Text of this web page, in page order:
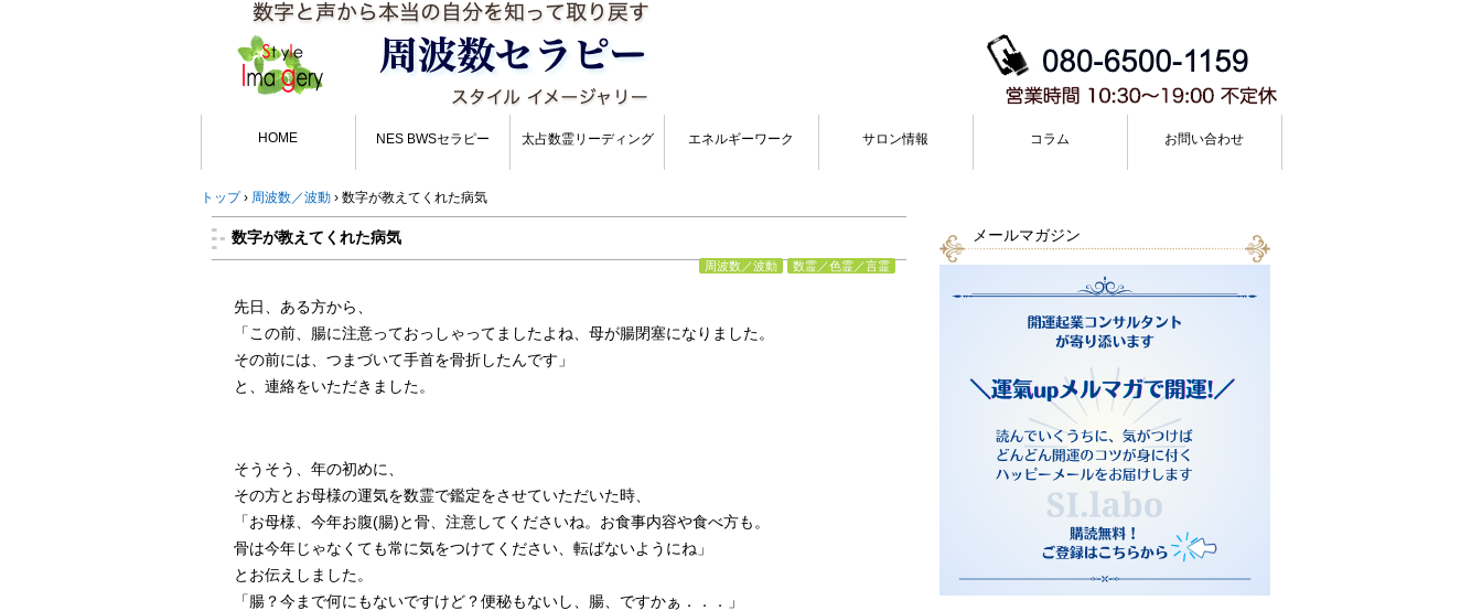
HOME NES BWSセラピー 太占数霊リーディング エネルギーワーク サロン情報 コラム お問い合わせ
トップ › 周波数／波動 › 数字が教えてくれた病気
数字が教えてくれた病気
周波数／波動 数霊／色霊／言霊
先日、ある方から、
「この前、腸に注意っておっしゃってましたよね、母が腸閉塞になりました。
その前には、つまづいて手首を骨折したんです」
と、連絡をいただきました。
そうそう、年の初めに、
その方とお母様の運気を数霊で鑑定をさせていただいた時、
「お母様、今年お腹(腸)と骨、注意してくださいね。お食事内容や食べ方も。
骨は今年じゃなくても常に気をつけてください、転ばないようにね」
とお伝えしました。
「腸？今まで何にもないですけど？便秘もないし、腸、ですかぁ．．．」
メールマガジン